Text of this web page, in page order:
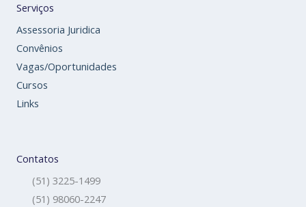
Serviços
Assessoria Juridica
Convênios
Vagas/Oportunidades
Cursos
Links
Contatos
(51) 3225-1499
(51) 98060-2247